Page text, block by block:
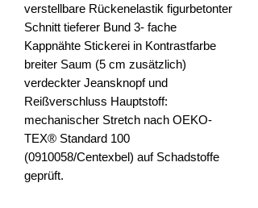
verstellbare Rückenelastik figurbetonter
Schnitt tieferer Bund 3- fache
Kappnähte Stickerei in Kontrastfarbe
breiter Saum (5 cm zusätzlich)
verdeckter Jeansknopf und
Reißverschluss Hauptstoff:
mechanischer Stretch nach OEKO-
TEX® Standard 100
(0910058/Centexbel) auf Schadstoffe
geprüft.